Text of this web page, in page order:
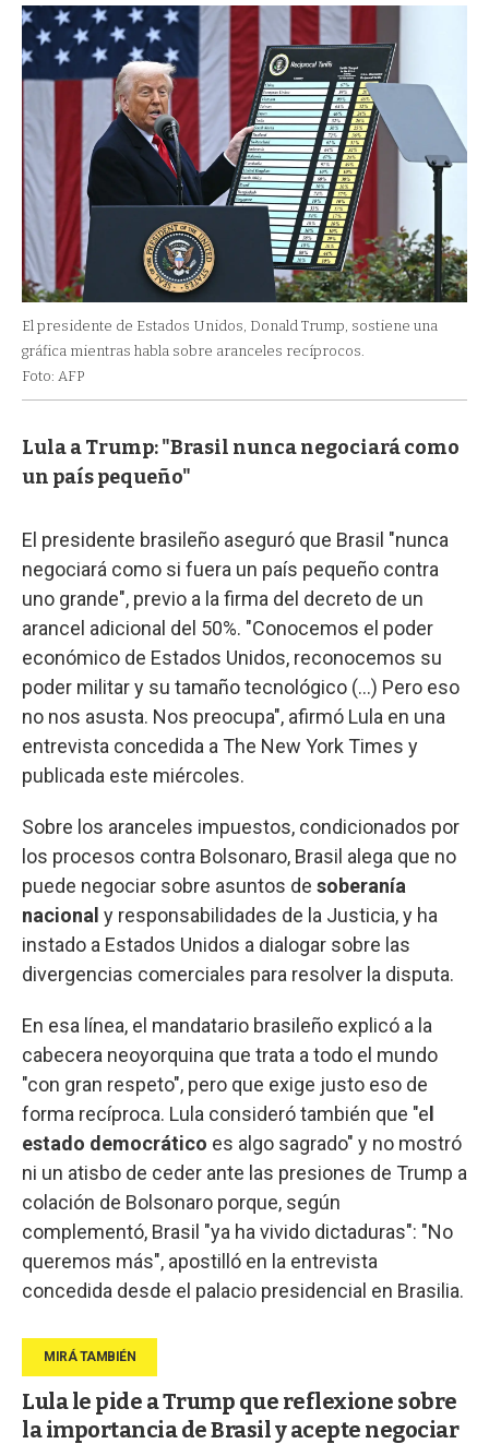
El presidente de Estados Unidos, Donald Trump, sostiene una
gráfica mientras habla sobre aranceles recíprocos.
Foto: AFP
Lula a Trump: "Brasil nunca negociará como
un país pequeño"
El presidente brasileño aseguró que Brasil "nunca
negociará como si fuera un país pequeño contra
uno grande", previo a la firma del decreto de un
arancel adicional del 50%. "Conocemos el poder
económico de Estados Unidos, reconocemos su
poder militar y su tamaño tecnológico (...) Pero eso
no nos asusta. Nos preocupa", afirmó Lula en una
entrevista concedida a The New York Times y
publicada este miércoles.
Sobre los aranceles impuestos, condicionados por
los procesos contra Bolsonaro, Brasil alega que no
puede negociar sobre asuntos de soberanía
nacional y responsabilidades de la Justicia, y ha
instado a Estados Unidos a dialogar sobre las
divergencias comerciales para resolver la disputa.
En esa línea, el mandatario brasileño explicó a la
cabecera neoyorquina que trata a todo el mundo
"con gran respeto", pero que exige justo eso de
forma recíproca. Lula consideró también que "e
estado democrático es algo sagrado" y no mostró
ni un atisbo de ceder ante las presiones de Trump a
colación de Bolsonaro porque, según
complementó, Brasil "ya ha vivido dictaduras": "No
queremos más", apostilló en la entrevista
concedida desde el palacio presidencial en Brasilia.
Lula le pide a Trump que reflexione sobre
la importancia de Brasil y acepte negociar